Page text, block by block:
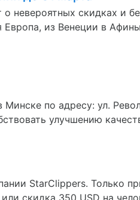
невероятных скидках и
из Венеции в
по адресу: ул.
улучшению
StarClippers. Только